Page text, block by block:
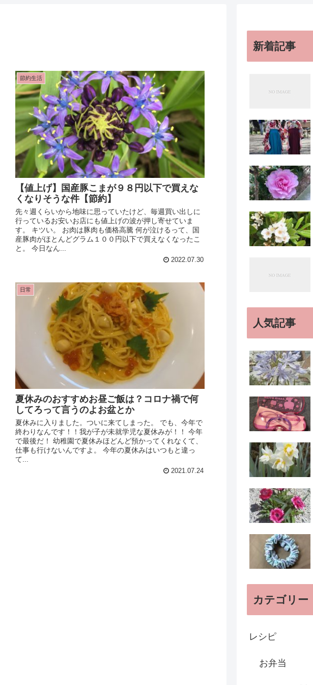
節約生活
【値上げ】国産豚こまが９８円以下で買えな
くなりそうな件【節約】
先々週くらいから地味に思っていたけど、毎週買い出しに
行っているお安いお店にも値上げの波が押し寄せていま
す。 キツい。 お肉は豚肉も価格高騰 何が泣けるって、国
産豚肉がほとんどグラム１００円以下で買えなくなったこ
と。 今日なん...
2022.07.30
日常
夏休みのおすすめお昼ご飯は？コロナ禍で何
してろって言うのよお盆とか
夏休みに入りました。ついに来てしまった。 でも、今年で
終わりなんです！！我が子が未就学児な夏休みが！！ 今年
で最後だ！ 幼稚園で夏休みほどんど預かってくれなくて、
仕事も行けないんですよ。 今年の夏休みはいつもと違っ
て...
2021.07.24
新着記事
人気記事
カテゴリー
レシピ
お弁当